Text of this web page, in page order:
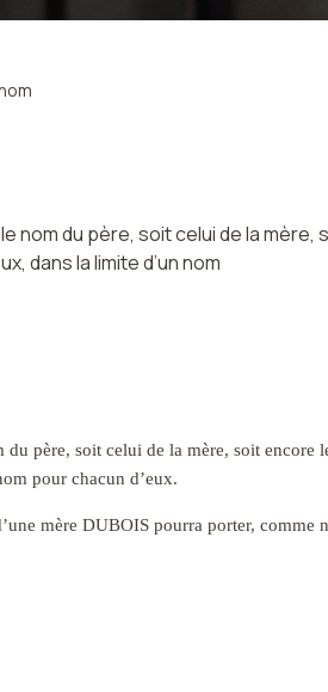
nom du père, soit celui de la mère,
dans la limite d’un nom
père, soit celui de la mère, soit encore
pour chacun d’eux.
mère DUBOIS pourra porter, comme